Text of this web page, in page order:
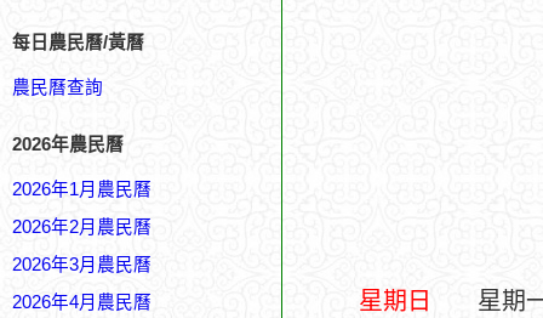
每日農民曆/黃曆
農民曆查詢
2026年農民曆
2026年1月農民曆
2026年2月農民曆
2026年3月農民曆
2026年4月農民曆
星期日 星期